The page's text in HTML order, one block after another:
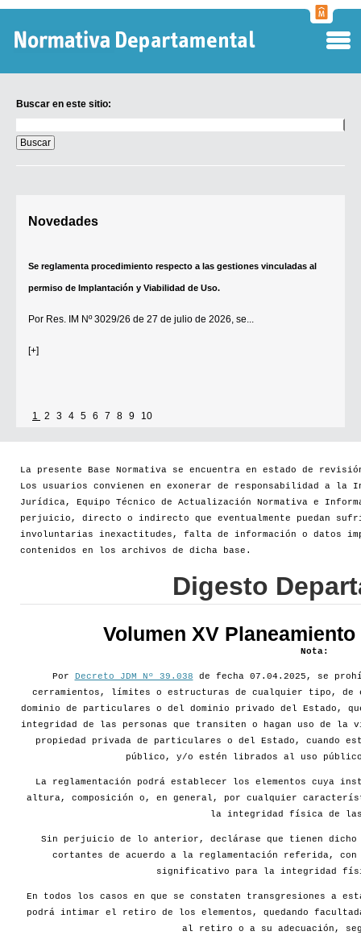
Buscar en este sitio:
en
este
sitio:
Novedades
Se reglamenta procedimiento respecto a las gestiones vinculadas al
permiso de Implantación y Viabilidad de Uso.
Por Res. IM Nº 3029/26 de 27 de julio de 2026, se...
[+]
1 2 3 4 5 6 7 8 9 10
La presente Base Normativa se encuentra en estado de
Los usuarios convienen en exonerar de responsabilidad a la
Jurídica, Equipo Técnico de Actualización Normativa e
perjuicio, directo o indirecto que eventualmente puedan
involuntarias inexactitudes, falta de información o datos
contenidos en los archivos de dicha base.
Digesto
Volumen XV
Nota:
Por Decreto JDM Nº 39.038 de fecha 07.04.2025, se
cerramientos, límites o estructuras de cualquier tipo, de
dominio de particulares o del dominio privado del Estado,
integridad de las personas que transiten o hagan uso de la
propiedad privada de particulares o del Estado, cuando
público, y/o estén librados al uso
La reglamentación podrá establecer los elementos cuya
altura, composición o, en general, por cualquier
la integridad física de las
Sin perjuicio de lo anterior, declárase que tienen dicho
cortantes de acuerdo a la reglamentación referida,
significativo para la integridad
En todos los casos en que se constaten transgresiones a
podrá intimar el retiro de los elementos, quedando
al retiro o a su adecuación,